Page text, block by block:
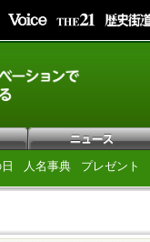
人名事典 プレゼント